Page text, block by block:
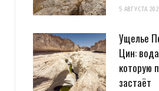
5 АВГУСТА
Ущелье
Цин:
которую
застаёт